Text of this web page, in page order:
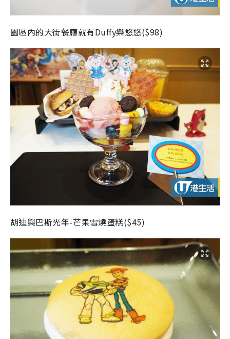
園區內的大街餐廳就有Duffy樂悠悠($98)
胡迪與巴斯光年-芒果雪燒蛋糕($45)